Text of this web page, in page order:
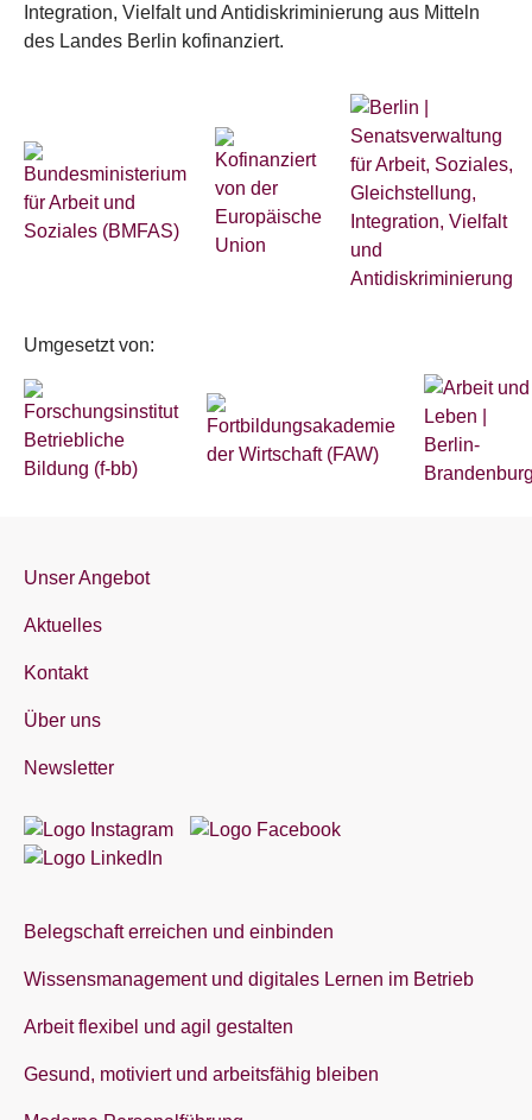
Integration, Vielfalt und Antidiskriminierung aus Mitteln
des Landes Berlin kofinanziert.
Umgesetzt von:
Unser Angebot
Aktuelles
Kontakt
Über uns
Newsletter
Belegschaft erreichen und einbinden
Wissensmanagement und digitales Lernen im Betrieb
Arbeit flexibel und agil gestalten
Gesund, motiviert und arbeitsfähig bleiben